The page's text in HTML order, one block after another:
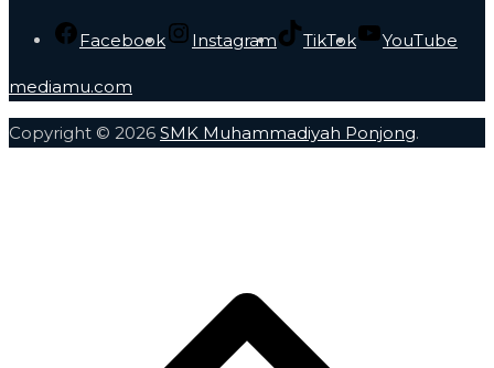
Facebook Instagram TikTok YouTube
mediamu.com
Copyright © 2026 SMK Muhammadiyah Ponjong.